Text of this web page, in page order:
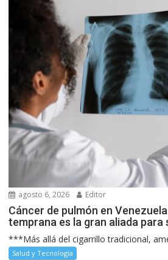
agosto 6, 2026 Editor
Cáncer de pulmón en
temprana es la gran aliada para
***Más allá del cigarrillo tradicional,
Salud y Tecnología